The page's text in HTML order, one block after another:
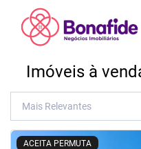
Imóveis à
ACEITA PERMUTA
< <<<